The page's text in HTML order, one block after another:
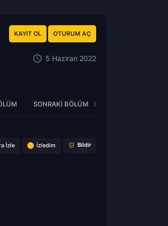
KAYIT OL OTURUM AÇ
5 Haziran 2022
SONRAKI BÖLÜM
İzle İzledim Bildir